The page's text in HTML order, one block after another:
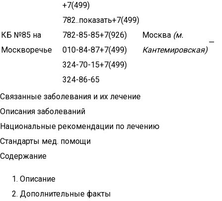
КБ №85 на
Москворечье
+7(499)
782..показать+7(499)
782-85-85+7(926)
010-84-87+7(499)
324-70-15+7(499)
324-86-65
Москва (м.
Кантемировская)
—
Связанные заболевания и их лечение
Описания заболеваний
Национальные рекомендации по лечению
Стандарты мед. помощи
Содержание
Описание
Дополнительные факты